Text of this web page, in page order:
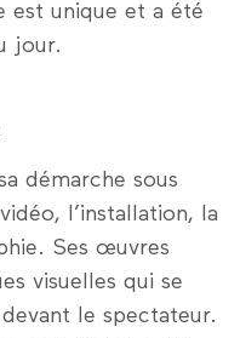
est unique et a été
jour.
démarche sous
l’installation, la
Ses œuvres
visuelles qui se
le spectateur.